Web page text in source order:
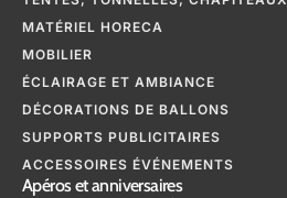
MATÉRIEL HORECA
MOBILIER
ÉCLAIRAGE ET AMBIANCE
DÉCORATIONS DE BALLONS
SUPPORTS PUBLICITAIRES
ACCESSOIRES ÉVÉNEMENTS
Apéros et anniversaires